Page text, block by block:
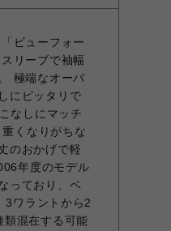
ビューフォー
リーブで袖幅
極端なオーバ
にピッタリで
なしにマッチ
くなりがちな
のおかげで軽
年度のモデル
っており、ベ
3ワラントから2
類混在する可能